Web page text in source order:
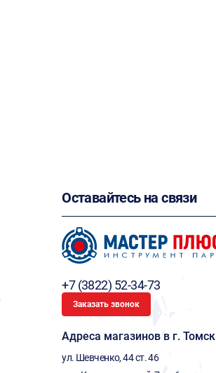
Оставайтесь на связи
+7 (3822) 52-34-73
Заказать звонок
Адреса магазинов в г. Томск
ул. Шевченко, 44 ст. 46